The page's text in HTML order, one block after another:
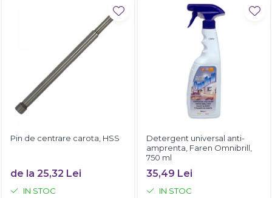
Pin de centrare carota, HSS
de la 25,32 Lei
IN STOC
Detergent universal anti-
amprenta, Faren Omnibrill,
750 ml
35,49 Lei
IN STOC